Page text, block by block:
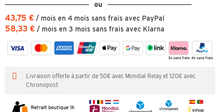
ou
43,75 € / mois en 4 mois sans frais avec PayPal
58,33 € / mois en 3 mois sans frais avec Klarna
Livraison offerte à partir de 50€ avec Mondial Relay et 120€ avec
Chronopost